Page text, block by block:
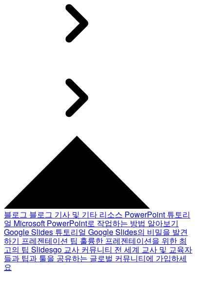
블로그 블로그 기사 및 기타 리소스 PowerPoint 튜토리
얼 Microsoft PowerPoint로 작업하는 방법 알아보기
Google Slides 튜토리얼 Google Slides의 비밀을 발견
하기 프레젠테이션 팁 훌륭한 프레젠테이션을 위한 최
고의 팁 Slidesgo 교사 커뮤니티 전 세계 교사 및 교육자
들과 팁과 툴을 공유하는 글로벌 커뮤니티에 가입하세
요